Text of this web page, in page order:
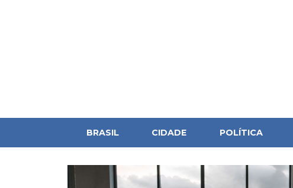
BRASIL CIDADE POLÍTICA